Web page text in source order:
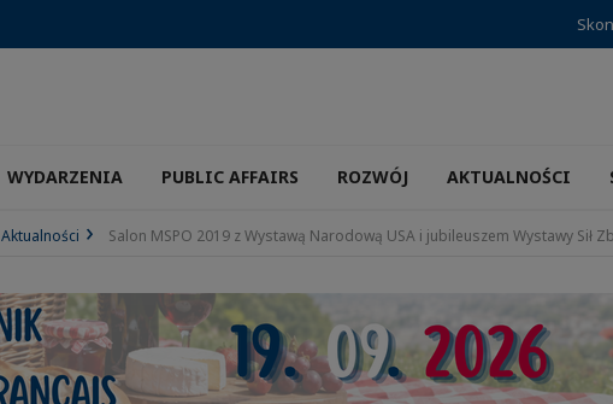
WYDARZENIA PUBLIC AFFAIRS ROZWÓJ AKTUALNOŚCI
Aktualności Salon MSPO 2019 z Wystawą Narodową USA i jubileuszem Wystawy Sił